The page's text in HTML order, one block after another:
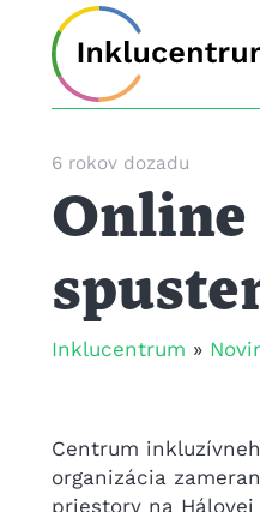
6 rokov dozadu
Inklucentrum »
Centrum
organizácia
priestory na